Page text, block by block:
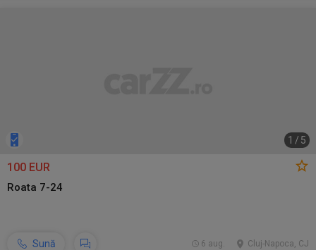
1 / 5
100 EUR
Roata 7-24
Sună Cluj-Napoca, CJ
6 aug.